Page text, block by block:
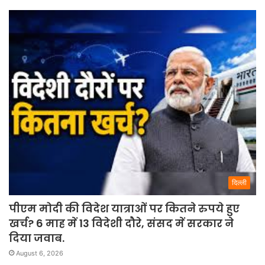
दिल्ली
पीएम मोदी की विदेश यात्राओं पर कितने रुपये हुए
खर्च? 6 माह में 13 विदेशी दौरे, संसद में सरकार ने
दिया जवाब.
August 6, 2026